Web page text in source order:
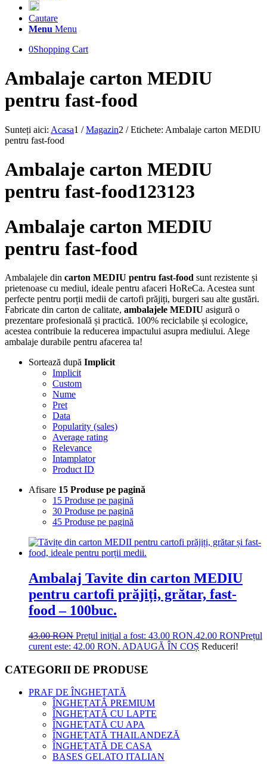
Cautare
Menu Menu
0Shopping Cart
Ambalaje carton MEDIU
pentru fast-food
Sunteți aici: Acasa1 / Magazin2 / Etichete: Ambalaje carton MEDIU
pentru fast-food
Ambalaje carton MEDIU
pentru fast-food123123
Ambalaje carton MEDIU
pentru fast-food
Ambalajele din carton MEDIU pentru fast-food sunt rezistente și
prietenoase cu mediul, ideale pentru afaceri HoReCa. Acestea sunt
perfecte pentru porții medii de cartofi prăjiți, burgeri sau alte gustări.
Fabricate din carton de calitate, ambalajele MEDIU asigură o
prezentare profesională și practică. 100% reciclabile și ecologice,
acestea contribuie la reducerea impactului asupra mediului. Alege
ambalaje durabile pentru afacerea ta!
Sortează după Implicit
Implicit
Custom
Nume
Pret
Data
Popularity (sales)
Average rating
Relevance
Intamplator
Product ID
Afisare 15 Produse pe pagină
15 Produse pe pagină
30 Produse pe pagină
45 Produse pe pagină
Ambalaj Tavite din carton MEDIU
pentru cartofi prăjiți, grătar, fast-
food – 100buc.
43.00RON Prețul inițial a fost: 43.00 RON.42.00 RONPrețul
curent este: 42.00 RON. ADAUGĂ ÎN COȘ Reduceri!
CATEGORII DE PRODUSE
PRAF DE ÎNGHEȚATĂ
ÎNGHEȚATĂ PREMIUM
ÎNGHEȚATĂ CU LAPTE
ÎNGHEȚATĂ CU APA
ÎNGHEȚATĂ THAILANDEZĂ
ÎNGHEȚATĂ DE CASA
BASES GELATO ITALIAN